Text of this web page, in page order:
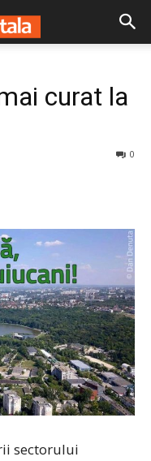
curat la
0
sectorului